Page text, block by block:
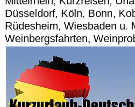
Düsseldorf, Köln, Bonn,
Rüdesheim, Wiesbaden u.
Weinbergsfahrten,